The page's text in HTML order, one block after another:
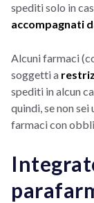
spediti solo in
accompagnati
Alcuni farmaci
soggetti a
spediti in alcun
quindi, se non
farmaci con